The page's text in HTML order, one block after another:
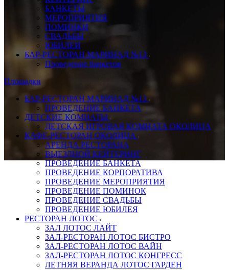
БАНКЕТЫ
МЕРОПРИЯТИЯ
ПОМИНКИ
СВАДЬБЫ
ЮБИЛЕИ
БАР-РЕСТОРАН МАРИНАД №13
Проведение банкетов
Площадки
БАР-РЕСТОРАН МАРИНАД №13
ПРОВЕДЕНИЕ БАНКЕТА
ДЕТСКИЕ КОМНАТЫ
ДЕТСКАЯ ИГРОВАЯ КОМНАТА ОКОЛИЦА
КАФЕ-РЕСТОРАН ОКОЛИЦА
АРЕНДА РЕСТОРАНА
ВЫЕЗДНОЙ КЕЙТЕРИНГ
ПРОВЕДЕНИЕ БАНКЕТА
ПРОВЕДЕНИЕ КОРПОРАТИВА
ПРОВЕДЕНИЕ МЕРОПРИЯТИЯ
ПРОВЕДЕНИЕ ПОМИНОК
ПРОВЕДЕНИЕ СВАДЬБЫ
ПРОВЕДЕНИЕ ЮБИЛЕЯ
РЕСТОРАН ЛОТОС
ЗАЛ ЛОТОС ЛАЙТ
ЗАЛ-РЕСТОРАН ЛОТОС БИСТРО
ЗАЛ-РЕСТОРАН ЛОТОС ВАЙН
ЗАЛ-РЕСТОРАН ЛОТОС КОНГРЕСС
ЛЕТНЯЯ ВЕРАНДА ЛОТОС ГАРДЕН